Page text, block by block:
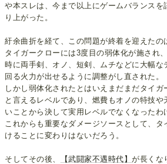
や本スレは、今まで以上にゲームバランスを
り上がった。
紆余曲折を経て、この問題が終着を迎えたの
タイガークローには3度目の弱体化が施され
時に両手剣、オノ、短剣、ムチなどに大幅な
回る火力が出せるように調整がし直された。
しかし弱体化されたとはいえまだまだタイ
と言えるレベルであり、燃費もオノの特技
いことから決して実用レベルでなくなったわ
これからも重要なダメージソースとして、
けることに変わりはないだろう。
そしてその後、 【武闘家不遇時代】が長くな